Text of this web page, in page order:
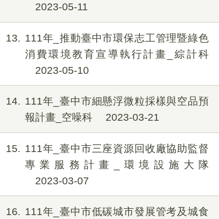
2023-05-11
13
111年_推動臺中市環保志工管理暨綠色
消費環境教育宣導執行計畫_綜計科
2023-05-10
14
111年_臺中市細懸浮微粒採樣與空品預
報計畫_空噪科
2023-03-21
15
111年_臺中市三座資源回收廠協助監督
專業服務計畫_環境設施大隊
2023-03-07
16
111年_臺中市低碳城市發展管考及城食